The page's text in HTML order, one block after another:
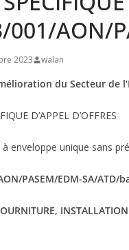
001/AON/
2023 walan
du Secteur de
D’APPEL D’OFFRES
enveloppe unique sans
PASEM/EDM-SA/ATD/